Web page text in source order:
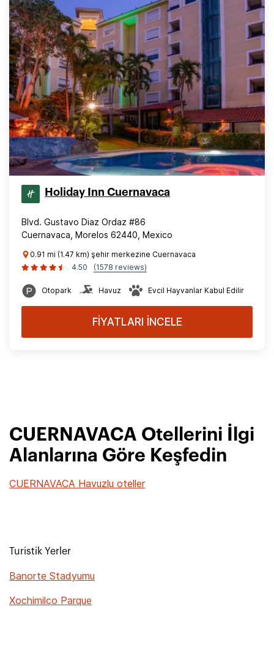
Holiday Inn Cuernavaca
Blvd. Gustavo Diaz Ordaz #86
Cuernavaca, Morelos 62440, Mexico
0.91 mi (1.47 km) şehir merkezine Cuernavaca
4.50
(1578 reviews)
Otopark Havuz Evcil Hayvanlar Kabul Edilir
FİYATLARI İNCELE
CUERNAVACA Otellerini İlgi
Alanlarına Göre Keşfedin
CUERNAVACA Havuzlu oteller
Turistik Yerler
Banorte Stadyumu
Xochimilco Parque